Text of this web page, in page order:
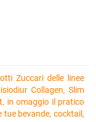
Zuccari delle linee
Collagen, Slim
in omaggio il pratico
tue bevande, cocktail,